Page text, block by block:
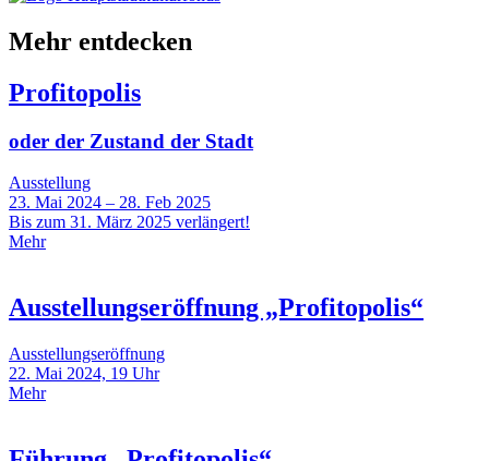
Mehr entdecken
Profitopolis
oder der Zustand der Stadt
Ausstellung
23. Mai 2024 – 28. Feb 2025
Bis zum 31. März 2025 verlängert!
Mehr
Ausstellungseröffnung „Profitopolis“
Ausstellungseröffnung
22. Mai 2024, 19 Uhr
Mehr